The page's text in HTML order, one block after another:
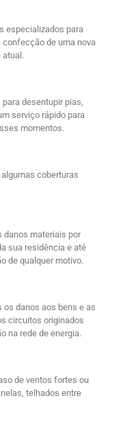
especializados para
confecção de uma nova
atual.
desentupir pias,
serviço rápido para
momentos.
coberturas
danos materiais por
sua residência e até
de qualquer motivo.
os danos aos bens e as
circuitos originados
na rede de energia.
de ventos fortes ou
telhados entre